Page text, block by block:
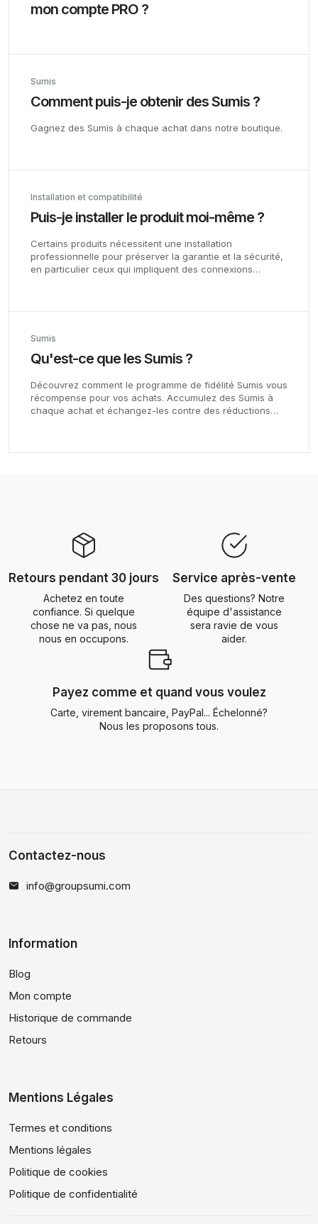
mon compte PRO ?
Sumis
Comment puis-je obtenir des Sumis ?
Gagnez des Sumis à chaque achat dans notre boutique.
Installation et compatibilité
Puis-je installer le produit moi-même ?
Certains produits nécessitent une installation
professionnelle pour préserver la garantie et la sécurité,
en particulier ceux qui impliquent des connexions
Sumis
Qu'est-ce que les Sumis ?
Découvrez comment le programme de fidélité Sumis vous
récompense pour vos achats. Accumulez des Sumis à
chaque achat et échangez-les contre des réductions
Retours pendant 30 jours
Achetez en toute
confiance. Si quelque
chose ne va pas, nous
nous en occupons.
Service après-vente
Des questions? Notre
équipe d'assistance
sera ravie de vous
aider.
Payez comme et quand vous voulez
Carte, virement bancaire, PayPal... Échelonné?
Nous les proposons tous.
Contactez-nous
info@groupsumi.com
Information
Blog
Mon compte
Historique de commande
Retours
Mentions Légales
Termes et conditions
Mentions légales
Politique de cookies
Politique de confidentialité